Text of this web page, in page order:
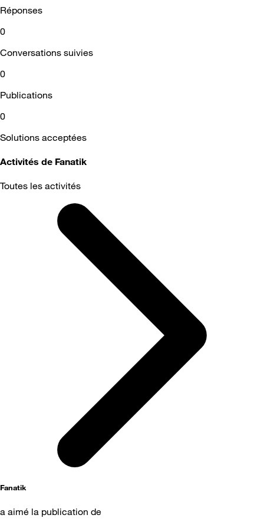
Réponses
0
Conversations suivies
0
Publications
0
Solutions acceptées
Activités de Fanatik
Toutes les activités
Fanatik
a aimé la publication de